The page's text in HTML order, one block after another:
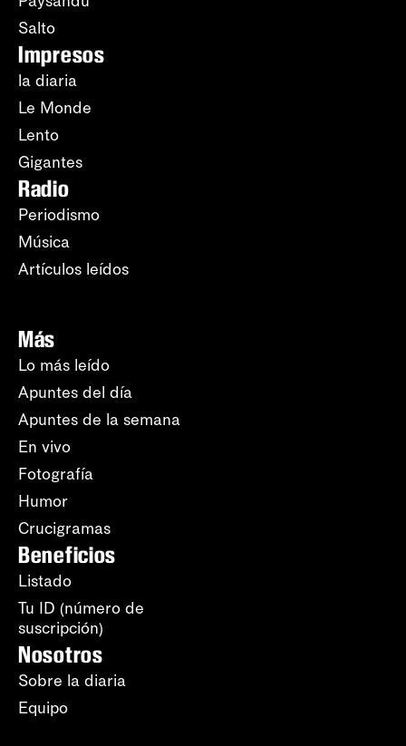
Salto
Impresos
la diaria
Le Monde
Lento
Gigantes
Radio
Periodismo
Música
Artículos leídos
Más
Lo más leído
Apuntes del día
Apuntes de la semana
En vivo
Fotografía
Humor
Crucigramas
Beneficios
Listado
Tu ID (número de
suscripción)
Nosotros
Sobre la diaria
Equipo